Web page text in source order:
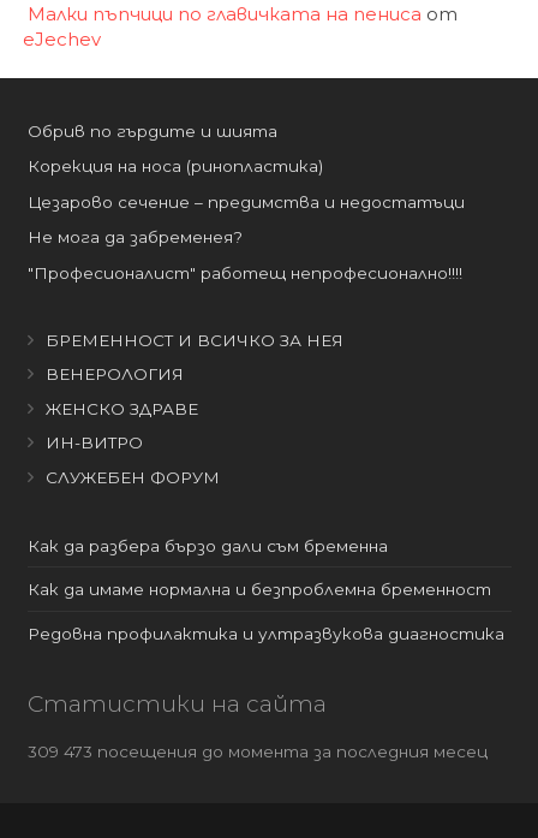
Малки пъпчици по главичката на пениса от
eJechev
Обрив по гърдите и шията
Корекция на носа (ринопластика)
Цезарово сечение – предимства и недостатъци
Не мога да забременея?
"Професионалист" работещ непрофесионално!!!!
БРЕМЕННОСТ И ВСИЧКО ЗА НЕЯ
ВЕНЕРОЛОГИЯ
ЖЕНСКО ЗДРАВЕ
ИН-ВИТРО
СЛУЖЕБЕН ФОРУМ
Как да разбера бързо дали съм бременна
Как да имаме нормална и безпроблемна бременност
Редовна профилактика и ултразвукова диагностика
Статистики на сайта
309 473 посещения до момента за последния месец